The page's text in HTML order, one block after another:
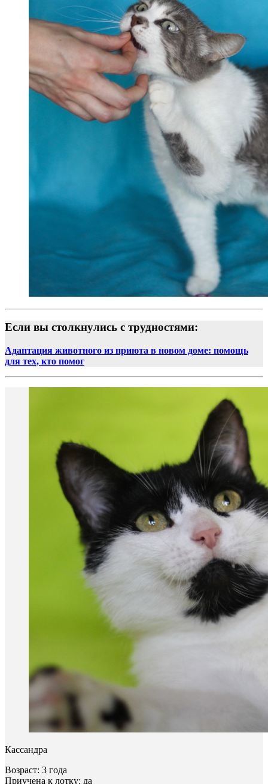
Если вы столкнулись с трудностями:
Адаптация животного из приюта в новом доме: помощь
для тех, кто помог
Кассандра
Возраст: 3 года
Приучена к лотку: да